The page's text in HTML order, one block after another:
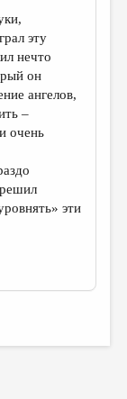
эту
нечто
он
ангелов,
–
очень
эти